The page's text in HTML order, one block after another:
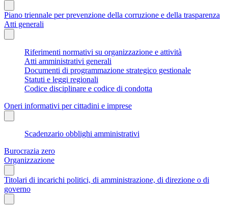
Piano triennale per prevenzione della corruzione e della trasparenza
Atti generali
Riferimenti normativi su organizzazione e attività
Atti amministrativi generali
Documenti di programmazione strategico gestionale
Statuti e leggi regionali
Codice disciplinare e codice di condotta
Oneri informativi per cittadini e imprese
Scadenzario obblighi amministrativi
Burocrazia zero
Organizzazione
Titolari di incarichi politici, di amministrazione, di direzione o di
governo